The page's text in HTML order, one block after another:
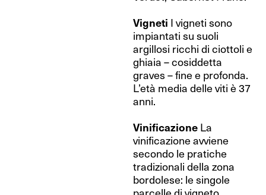
Vigneti I vigneti sono
impiantati su suoli
argillosi ricchi di ciottoli e
ghiaia – cosiddetta
graves – fine e profonda.
L’età media delle viti è 37
anni.
Vinificazione La
vinificazione avviene
secondo le pratiche
tradizionali della zona
bordolese: le singole